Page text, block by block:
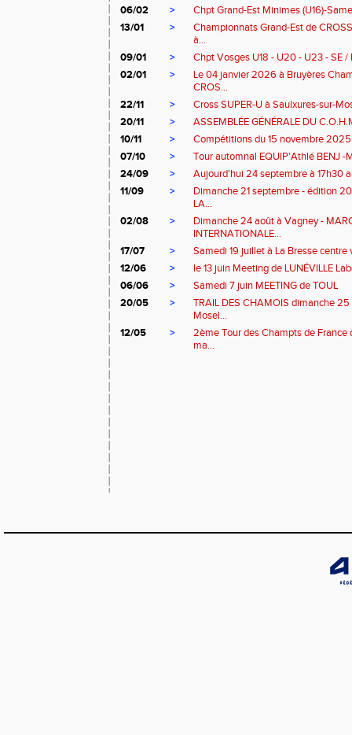
06/02
>
Chpt Grand-Est Minimes (U16)-
13/01
>
Championnats Grand-Est de
à...
09/01
>
Chpt Vosges U18 - U20 - U23 - SE
02/01
>
Le 04 janvier 2026 à Bruyères
CROS...
22/11
>
Cross SUPER-U à Saulxures-sur-
20/11
>
ASSEMBLÉE GÉNÉRALE DU
10/11
>
Compétitions du 15 novembre 2025
07/10
>
Tour automnal EQUIP'Athlé BENJ -
24/09
>
Aujourd'hui 24 septembre à 17h30
11/09
>
Dimanche 21 septembre - édition
LA...
02/08
>
Dimanche 24 août à Vagney -
INTERNATIONALE...
17/07
>
Samedi 19 juillet à La Bresse
12/06
>
le 13 juin Meeting de LUNÉVILLE
06/06
>
Samedi 7 juin MEETING de TOUL
20/05
>
TRAIL DES CHAMOIS dimanche
Mosel...
12/05
>
2ème Tour des Champts de France
ma...